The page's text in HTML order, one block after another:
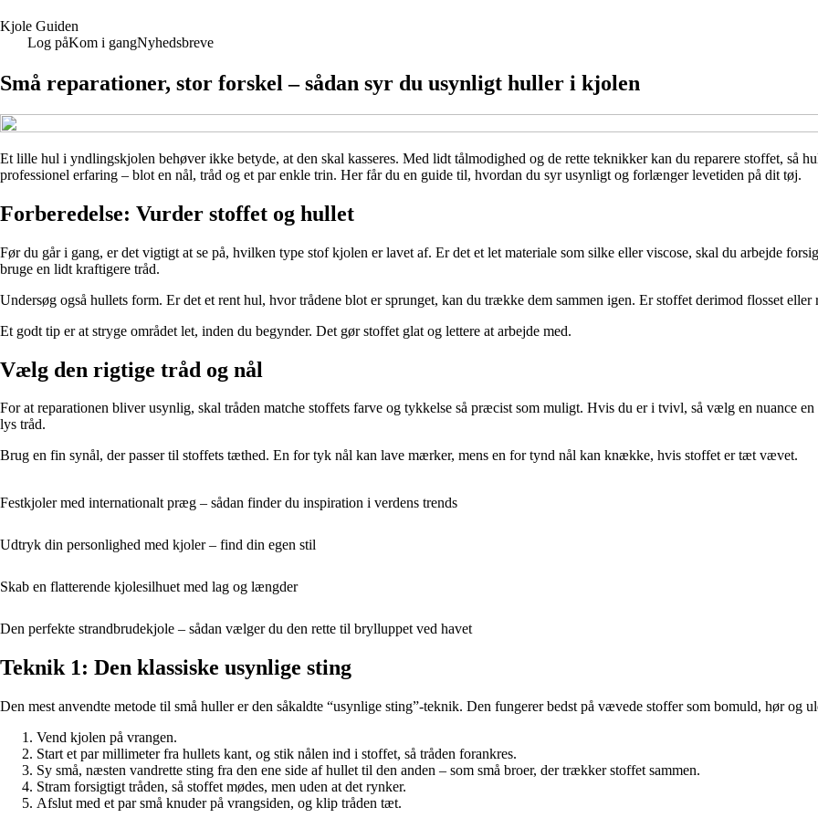
Kjole Guiden
Log påKom i gangNyhedsbreve
Små reparationer, stor forskel – sådan syr du usynligt huller i kjolen
Et lille hul i yndlingskjolen behøver ikke betyde, at den skal kasseres. Med lidt tålmodighed og de rette teknikker kan du reparere stoffet, så
professionel erfaring – blot en nål, tråd og et par enkle trin. Her får du en guide til, hvordan du syr usynligt og forlænger levetiden på dit tøj.
Forberedelse: Vurder stoffet og hullet
Før du går i gang, er det vigtigt at se på, hvilken type stof kjolen er lavet af. Er det et let materiale som silke eller viscose, skal du arbejde
bruge en lidt kraftigere tråd.
Undersøg også hullets form. Er det et rent hul, hvor trådene blot er sprunget, kan du trække dem sammen igen. Er stoffet derimod flosset
Et godt tip er at stryge området let, inden du begynder. Det gør stoffet glat og lettere at arbejde med.
Vælg den rigtige tråd og nål
For at reparationen bliver usynlig, skal tråden matche stoffets farve og tykkelse så præcist som muligt. Hvis du er i tvivl, så vælg en nuance
lys tråd.
Brug en fin synål, der passer til stoffets tæthed. En for tyk nål kan lave mærker, mens en for tynd nål kan knække, hvis stoffet er tæt vævet.
Festkjoler med internationalt præg – sådan finder du inspiration i verdens trends
Udtryk din personlighed med kjoler – find din egen stil
Skab en flatterende kjolesilhuet med lag og længder
Den perfekte strandbrudekjole – sådan vælger du den rette til brylluppet ved havet
Teknik 1: Den klassiske usynlige sting
Den mest anvendte metode til små huller er den såkaldte “usynlige sting”-teknik. Den fungerer bedst på vævede stoffer som bomuld, hør og
Vend kjolen på vrangen.
Start et par millimeter fra hullets kant, og stik nålen ind i stoffet, så tråden forankres.
Sy små, næsten vandrette sting fra den ene side af hullet til den anden – som små broer, der trækker stoffet sammen.
Stram forsigtigt tråden, så stoffet mødes, men uden at det rynker.
Afslut med et par små knuder på vrangsiden, og klip tråden tæt.